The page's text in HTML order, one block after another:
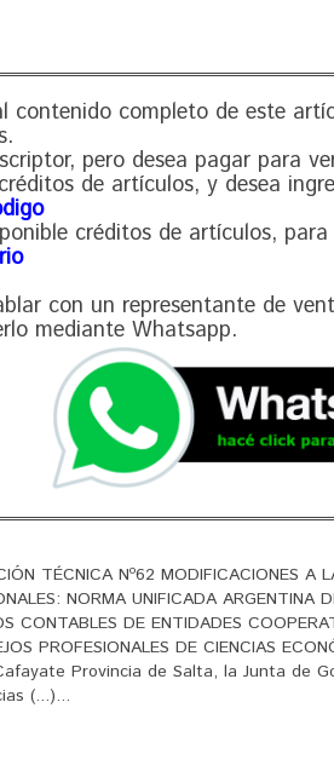
contenido completo de este
pero desea pagar para
de artículos, y desea
créditos de artículos,
con un representante de
mediante Whatsapp.
TÉCNICA Nº62 MODIFICACIONES A
NORMA UNIFICADA ARGENTINA
CONTABLES DE ENTIDADES
PROFESIONALES DE CIENCIAS
Provincia de Salta, la Junta de
(...)...